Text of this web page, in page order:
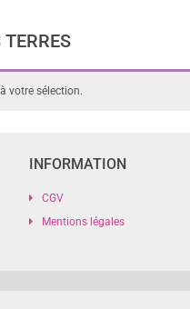
votre sélection.
INFORMATION
CGV
Mentions légales